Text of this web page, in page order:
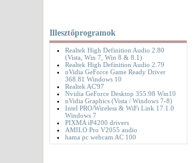
Illesztőprogramok
Realtek High Definition Audio 2.80
(Vista, Win 7, Win 8 & 8.1)
Realtek High Definition Audio 2.79
nVidia GeForce Game Ready Driver
368.81 Windows 10
Realtek AC'97
Nvidia GeForce Desktop 355.98 Win10
nVidia Graphics (Vista / Windows 7-8)
Intel PRO/Wireless & WiFi Link 17.1.0
Windows 7
PIXMA iP4200 drivers
AMILO Pro V2055 audio
hama pc webcam AC 100